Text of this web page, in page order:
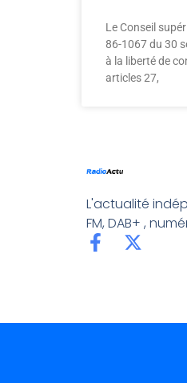
Le Conseil
86-1067 du 30
à la liberté de
articles 27,
L'actualité
FM, DAB+ ,